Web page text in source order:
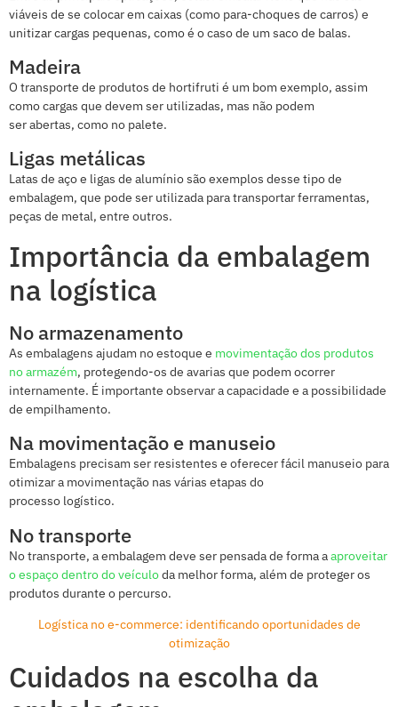
viáveis de se colocar em caixas (como para-choques de carros) e
unitizar cargas pequenas, como é o caso de um saco de balas.
Madeira
O transporte de produtos de hortifruti é um bom exemplo, assim
como cargas que devem ser utilizadas, mas não podem
ser abertas, como no palete.
Ligas metálicas
Latas de aço e ligas de alumínio são exemplos desse tipo de
embalagem, que pode ser utilizada para transportar ferramentas,
peças de metal, entre outros.
Importância da embalagem
na logística
No armazenamento
As embalagens ajudam no estoque e movimentação dos produtos
no armazém, protegendo-os de avarias que podem ocorrer
internamente. É importante observar a capacidade e a possibilidade
de empilhamento.
Na movimentação e manuseio
Embalagens precisam ser resistentes e oferecer fácil manuseio para
otimizar a movimentação nas várias etapas do
processo logístico.
No transporte
No transporte, a embalagem deve ser pensada de forma aaproveitar
o espaço dentro do veículoda melhor forma, além de proteger os
produtos durante o percurso.
Logística no e-commerce: identificando oportunidades de
otimização
Cuidados na escolha da